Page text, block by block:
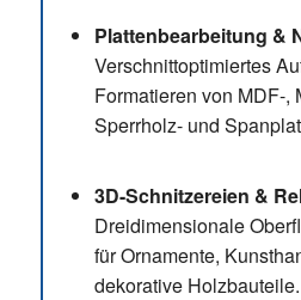
Plattenbearbeitung &
Verschnittoptimiertes
Formatieren von MDF-,
Sperrholz- und
3D-Schnitzereien &
Dreidimensionale
für Ornamente,
dekorative Holzbauteile.